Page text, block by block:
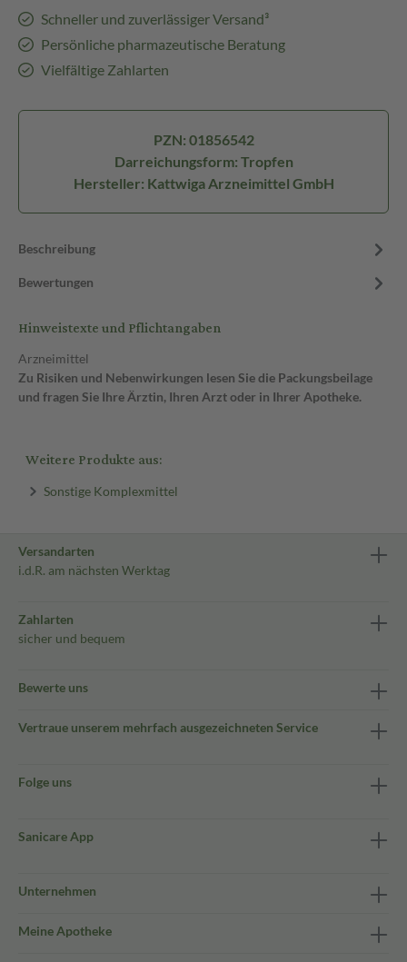
Schneller und zuverlässiger Versand³
Persönliche pharmazeutische Beratung
Vielfältige Zahlarten
PZN: 01856542
Darreichungsform: Tropfen
Hersteller: Kattwiga Arzneimittel GmbH
Beschreibung
Bewertungen
Hinweistexte und Pflichtangaben
Arzneimittel
Zu Risiken und Nebenwirkungen lesen Sie die Packungsbeilage
und fragen Sie Ihre Ärztin, Ihren Arzt oder in Ihrer Apotheke.
Weitere Produkte aus:
Sonstige Komplexmittel
Versandarten
i.d.R. am nächsten Werktag
Zahlarten
sicher und bequem
Bewerte uns
Vertraue unserem mehrfach ausgezeichneten Service
Folge uns
Sanicare App
Unternehmen
Meine Apotheke